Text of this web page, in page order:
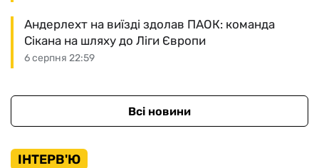
6 серпня 22:59
Андерлехт на виїзді здолав ПАОК: команда
Сікана на шляху до Ліги Європи
Всі новини
ІНТЕРВ'Ю